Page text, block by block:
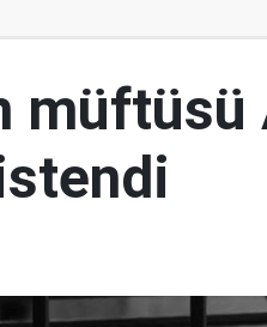
müftüsü